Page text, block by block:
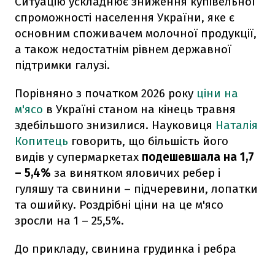
спроможності населення України, яке є
основним споживачем молочної продукції,
а також недостатнім рівнем державної
підтримки галузі.
Порівняно з початком 2026 року ціни на
м'ясо в Україні станом на кінець травня
здебільшого знизилися. Науковиця Наталія
Копитець говорить, що більшість його
видів у супермаркетах подешевшала на 1,7
– 5,4% за винятком яловичих ребер і
гуляшу та свинини – підчеревини, лопатки
та ошийку. Роздрібні ціни на це м'ясо
зросли на 1 – 25,5%.
До прикладу, свинина грудинка і ребра